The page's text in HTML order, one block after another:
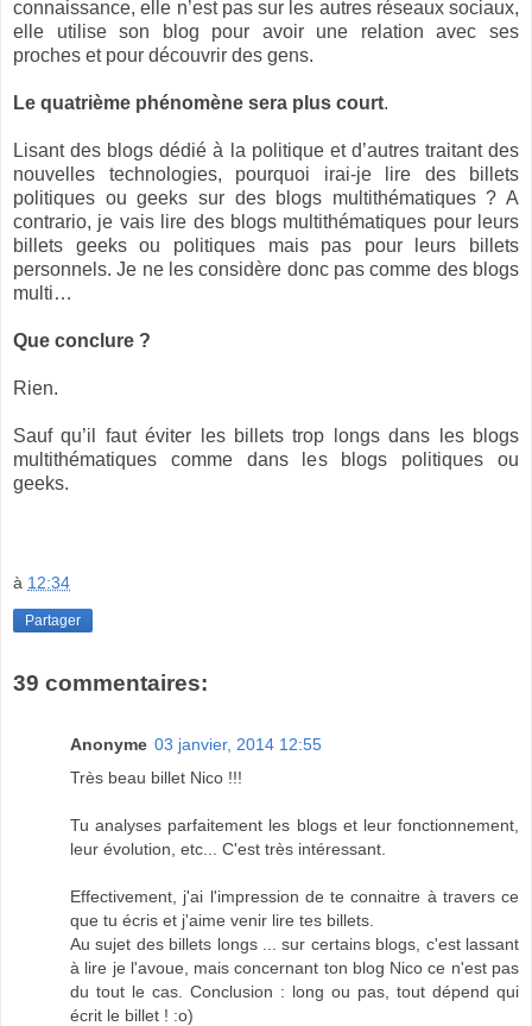
connaissance, elle n’est pas sur les autres réseaux sociaux,
elle utilise son blog pour avoir une relation avec ses
proches et pour découvrir des gens.
Le quatrième phénomène sera plus court.
Lisant des blogs dédié à la politique et d’autres traitant des
nouvelles technologies, pourquoi irai-je lire des billets
politiques ou geeks sur des blogs multithématiques ? A
contrario, je vais lire des blogs multithématiques pour leurs
billets geeks ou politiques mais pas pour leurs billets
personnels. Je ne les considère donc pas comme des blogs
multi…
Que conclure ?
Rien.
Sauf qu’il faut éviter les billets trop longs dans les blogs
multithématiques comme dans les blogs politiques ou
geeks.
à 12:34
Partager
39 commentaires:
Anonyme 03 janvier, 2014 12:55
Très beau billet Nico !!!
Tu analyses parfaitement les blogs et leur fonctionnement,
leur évolution, etc... C'est très intéressant.
Effectivement, j'ai l'impression de te connaitre à travers ce
que tu écris et j'aime venir lire tes billets.
Au sujet des billets longs ... sur certains blogs, c'est lassant
à lire je l'avoue, mais concernant ton blog Nico ce n'est pas
du tout le cas. Conclusion : long ou pas, tout dépend qui
écrit le billet ! :o)